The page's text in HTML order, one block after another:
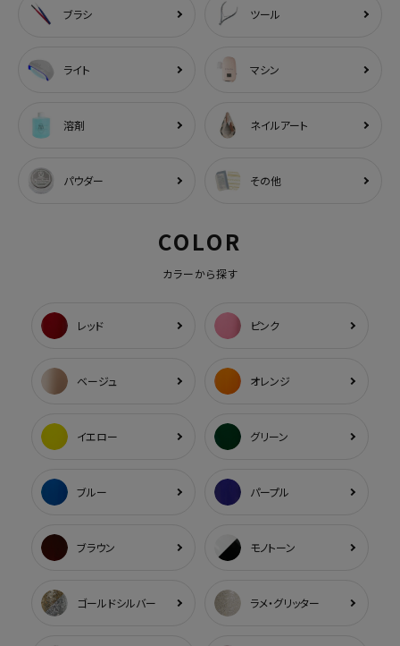
ブラシ ツール
ライト マシン
溶剤 ネイルアート
パウダー その他
COLOR
カラーから探す
レッド ピンク
ベージュ オレンジ
イエロー グリーン
ブルー パープル
ブラウン モノトーン
ゴールドシルバー ラメ・グリッター